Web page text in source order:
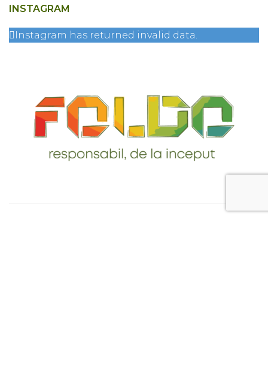
INSTAGRAM
Instagram has returned invalid data.